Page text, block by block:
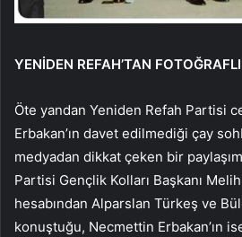
YENİDEN REFAH’TAN
Öte yandan Yeniden Refah Partisi
Erbakan’ın davet edilmediği çay
medyadan dikkat çeken bir
Partisi Gençlik Kolları Başkanı
hesabından Alparslan Türkeş ve
konuştuğu, Necmettin Erbakan’ın